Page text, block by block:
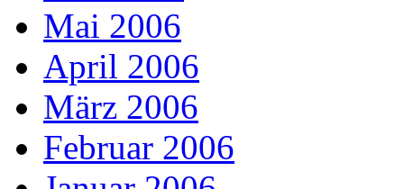
Mai 2006
April 2006
März 2006
Februar 2006